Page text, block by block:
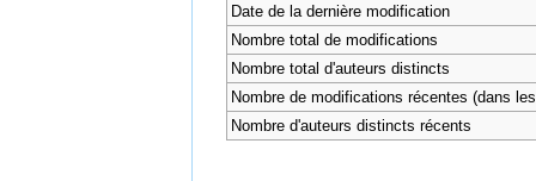
Date de la dernière modification
Nombre total de modifications
Nombre total d'auteurs distincts
Nombre de modifications récentes (dans
Nombre d'auteurs distincts récents